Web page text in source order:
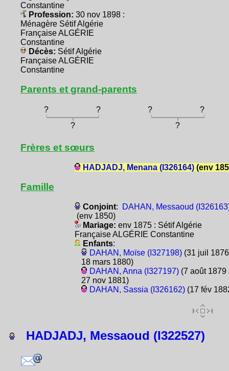
Constantine
Profession: 30 nov 1898 :
Ménagère Sétif Algérie
Française ALGÉRIE
Constantine
Décès: Sétif Algérie
Française ALGÉRIE
Constantine
Parents et grand-parents
? ? ?
?
?
?
Frères et sœurs
HADJADJ, Menana (I326164)(env
Famille
Conjoint:
DAHAN, Messaoud
(env 1850)
Mariage: env 1875 : Sétif Algérie
Française ALGÉRIE Constantine
Enfants:
DAHAN, Moïse (I327198)(31 juil
18 mars 1880)
DAHAN, Anna (I327197)(7 août 1879
27 nov 1881)
DAHAN, Sassia (I326162)(17 fév
HADJADJ, Messaoud (I322527)